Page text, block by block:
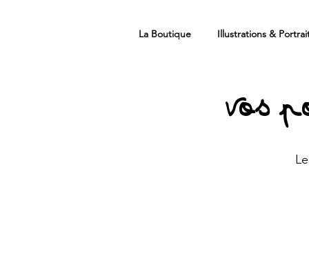
La Boutique Illustrations &
Vos